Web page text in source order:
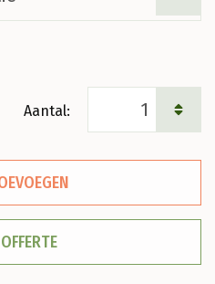
v.
'Charles
Sering
OFFERTE